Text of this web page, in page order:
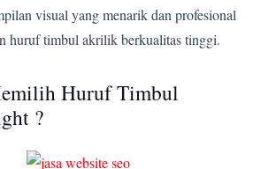
visual yang menarik dan profesional
huruf timbul akrilik berkualitas tinggi.
Huruf Timbul
?